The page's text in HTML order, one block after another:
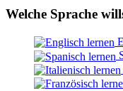
Welche Sprache